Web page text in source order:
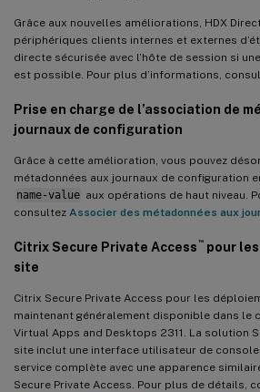
Grâce aux nouvelles améliorations, HDX
périphériques clients internes et externes
directe sécurisée avec l’hôte de session si
est possible. Pour plus d’informations,
Prise en charge de l’association de
journaux de configuration
Grâce à cette amélioration, vous pouvez
métadonnées aux journaux de configuration
name-value aux opérations de haut niveau.
consultez Associer des métadonnées aux
Citrix Secure Private Access ™ pour
site
Citrix Secure Private Access pour les
maintenant généralement disponible dans le
Virtual Apps and Desktops 2311. La solution
site inclut une interface utilisateur de
service complète avec une apparence
Secure Private Access. Pour plus de détails,